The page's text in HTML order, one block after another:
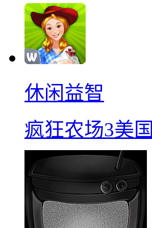
休闲益智
疯狂农场3美